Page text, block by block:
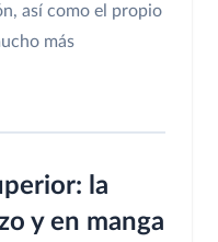
así como el propio
más
la
y en manga